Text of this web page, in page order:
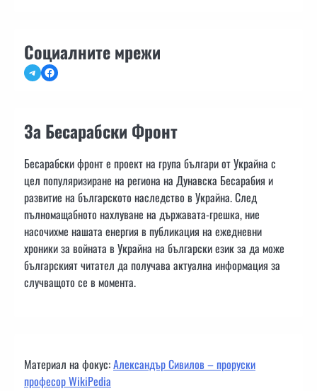
Социалните мрежи
TelegramFacebook
За Бесарабски Фронт
Бесарабски фронт е проект на група българи от Украйна с
цел популяризиране на региона на Дунавска Бесарабия и
развитие на българското наследство в Украйна. След
пълномащабното нахлуване на държавата-грешка, ние
насочихме нашата енергия в публикация на ежедневни
хроники за войната в Украйна на български език за да може
българският читател да получава актуална информация за
случващото се в момента.
Материал на фокус:Александър Сивилов – проруски
професор WikiPedia